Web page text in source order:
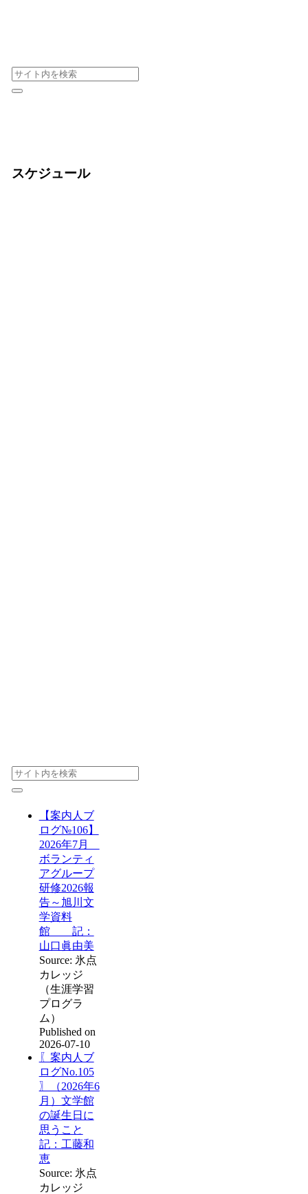
スケジュール
【案内人ブ
ログ№106】
2026年7月
ボランティ
アグループ
研修2026報
告～旭川文
学資料
館 記：
山口眞由美
Source: 氷点
カレッジ
（生涯学習
プログラ
ム）
Published on
2026-07-10
〖案内人ブ
ログNo.105
〗（2026年6
月）文学館
の誕生日に
思うこと
記：工藤和
恵
Source: 氷点
カレッジ